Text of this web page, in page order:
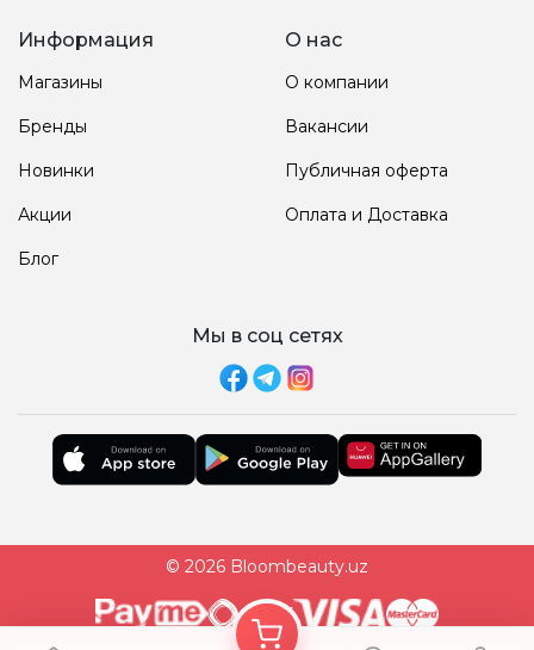
Информация
Магазины
Бренды
Новинки
Акции
Блог
О нас
О компании
Вакансии
Публичная оферта
Оплата и Доставка
Мы в соц сетях
© 2026 Bloombeauty.uz